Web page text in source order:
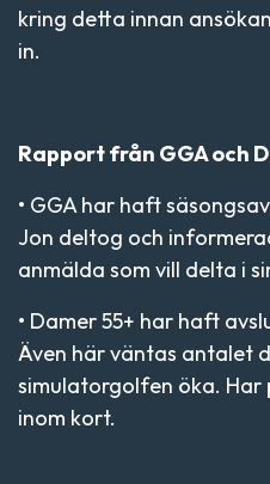
kring detta innan
in.
Rapport från
• GGA har haft
Jon deltog och
anmälda som vill delta i
• Damer 55+ har haft
Även här väntas antalet
simulatorgolfen öka.
inom kort.